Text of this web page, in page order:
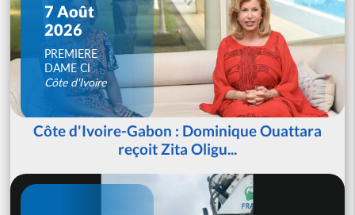
7 Août
2026
PREMIERE
DAME CI
Côte d'Ivoire
Côte d'Ivoire-Gabon : Dominique Ouattara
reçoit Zita Oligu...